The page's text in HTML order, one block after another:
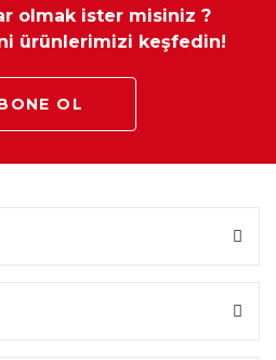
olmak ister misiniz ?
ürünlerimizi keşfedin!
OL